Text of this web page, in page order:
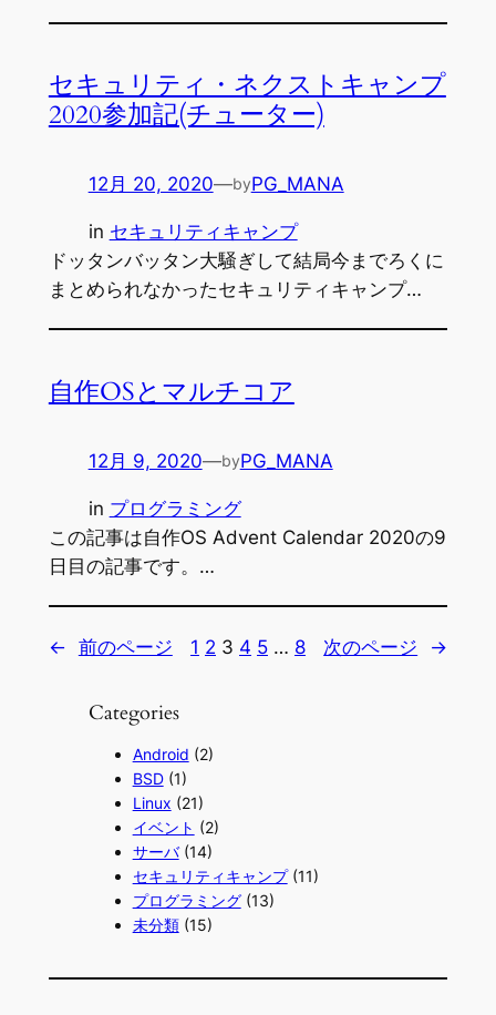
セキュリティ・ネクストキャンプ
2020参加記(チューター)
12月 20, 2020—byPG_MANA
in セキュリティキャンプ
ドッタンバッタン大騒ぎして結局今までろくに
まとめられなかったセキュリティキャンプ…
自作OSとマルチコア
12月 9, 2020—byPG_MANA
in プログラミング
この記事は自作OS Advent Calendar 2020の9
日目の記事です。…
← 前のページ 1 2 3 4 5 … 8 次のページ →
Categories
Android (2)
BSD(1)
Linux (21)
イベント (2)
サーバ(14)
セキュリティキャンプ(11)
プログラミング(13)
未分類(15)